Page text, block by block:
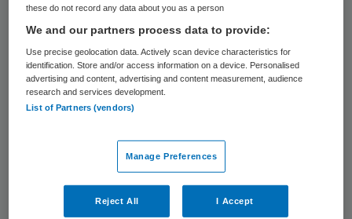
op het belangrijkste nieuws en de meest
opvallende ontwikkelingen in de
Nederlandse gezondheidszorg.
44 Terugblik op een bewogen
zorgjaar 2021
these do not record any data about you as a person
We and our partners process data to provide:
Use precise geolocation data. Actively scan device characteristics for
identification. Store and/or access information on a device. Personalised
advertising and content, advertising and content measurement, audience
research and services development.
List of Partners (vendors)
Manage Preferences
Reject All I Accept